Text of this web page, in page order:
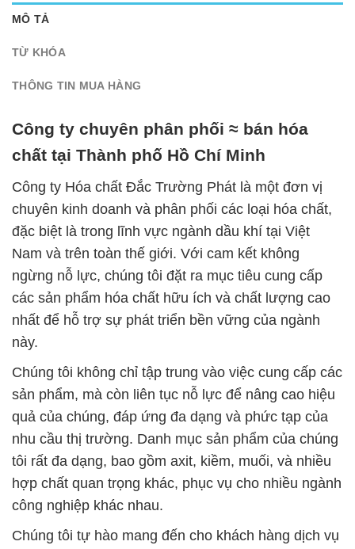
MÔ TẢ
TỪ KHÓA
THÔNG TIN MUA HÀNG
Công ty chuyên phân phối ≈ bán hóa
chất tại Thành phố Hồ Chí Minh
Công ty Hóa chất Đắc Trường Phát là một đơn vị
chuyên kinh doanh và phân phối các loại hóa chất,
đặc biệt là trong lĩnh vực ngành dầu khí tại Việt
Nam và trên toàn thế giới. Với cam kết không
ngừng nỗ lực, chúng tôi đặt ra mục tiêu cung cấp
các sản phẩm hóa chất hữu ích và chất lượng cao
nhất để hỗ trợ sự phát triển bền vững của ngành
này.
Chúng tôi không chỉ tập trung vào việc cung cấp các
sản phẩm, mà còn liên tục nỗ lực để nâng cao hiệu
quả của chúng, đáp ứng đa dạng và phức tạp của
nhu cầu thị trường. Danh mục sản phẩm của chúng
tôi rất đa dạng, bao gồm axit, kiềm, muối, và nhiều
hợp chất quan trọng khác, phục vụ cho nhiều ngành
công nghiệp khác nhau.
Chúng tôi tự hào mang đến cho khách hàng dịch vụ